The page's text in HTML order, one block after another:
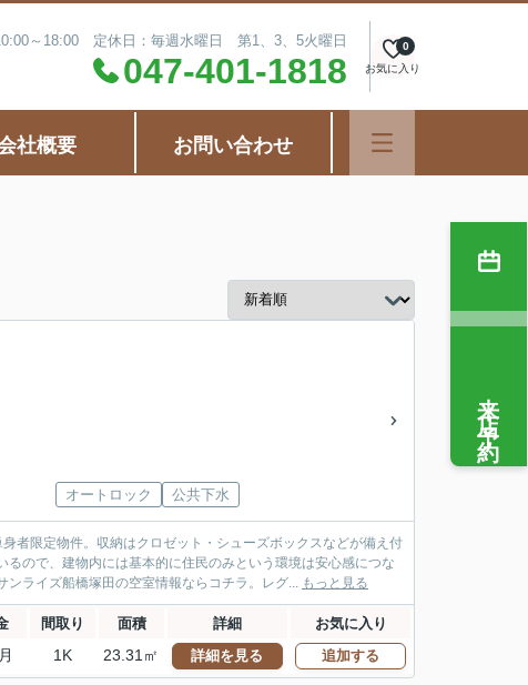
～18:00 定休日：毎週水曜日 第1、3、5火曜日
047-401-1818 お気に入り
0
社概要 お問い合わせ
オートロック 公共下水
者限定物件。収納はクロゼット・シューズボックスなどが備え付
ので、建物内には基本的に住民のみという環境は安心感につな
ライズ船橋塚田の空室情報ならコチラ。レグ... もっと見る
間取り 面積 詳細 お気に入り
1K 23.31㎡ 詳細を見る 追加する
来店予約